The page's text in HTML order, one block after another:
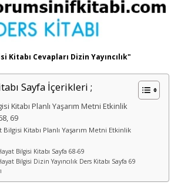
Kitabı Cevapları Dizin Yayıncılık"
Sayfa İçerikleri ;
Kitabı Planlı Yaşarım Metni Etkinlik
69
Bilgisi Kitabı Planlı Yaşarım Metni Etkinlik
Bilgisi Kitabı Sayfa 68-69
Bilgisi Dizin Yayıncılık Ders Kitabı Sayfa 69